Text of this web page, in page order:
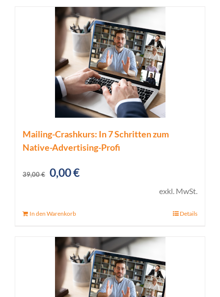
Mailing-Crashkurs: In 7 Schritten zum
Native-Advertising-Profi
39,00€ Ursprünglicher
0,00€Aktueller
exkl. MwSt.
In den Warenkorb Details